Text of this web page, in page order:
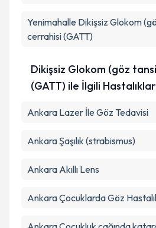
Takvim
Yenimahalle Dikişsiz Glokom
cerrahisi (GATT)
Dikişsiz Glokom (göz
(GATT) ile İlgili Hastalıklar
Ankara Lazer İle Göz Tedavisi
Ankara Şaşılık (strabismus)
Ankara Akıllı Lens
Ankara Çocuklarda Göz